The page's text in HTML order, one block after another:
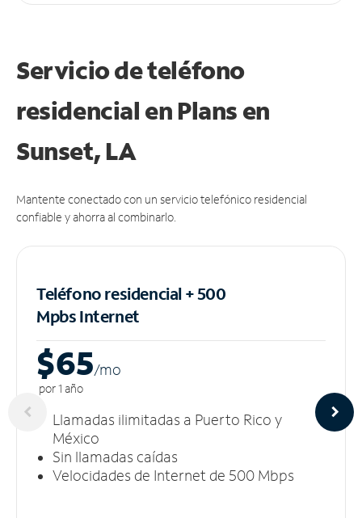
Servicio de teléfono
residencial en Plans en
Sunset, LA
Mantente conectado con un servicio telefónico residencial
confiable y ahorra al combinarlo.
Teléfono residencial + 500
MpbsInternet
$65/mo
por 1 año
Llamadas ilimitadas a Puerto Rico y
México
Sin llamadas caídas
Velocidades de Internet de 500 Mbps